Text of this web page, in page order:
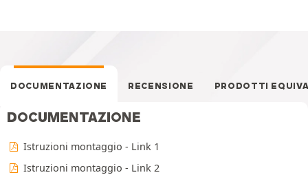
DOCUMENTAZIONE RECENSIONE PRODOTTI
DOCUMENTAZIONE
Istruzioni montaggio - Link 1
Istruzioni montaggio - Link 2